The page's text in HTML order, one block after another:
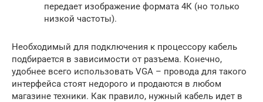
передает изображение формата 4К (но только
низкой частоты).
Необходимый для подключения к процессору кабель
подбирается в зависимости от разъема. Конечно,
удобнее всего использовать VGA – провода для такого
интерфейса стоят недорого и продаются в любом
магазине техники. Как правило, нужный кабель идет в